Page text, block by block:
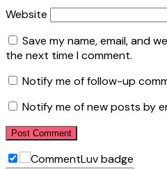
Website
Save my name, email, and
the next time I comment.
Notify me of follow-up
Notify me of new posts by